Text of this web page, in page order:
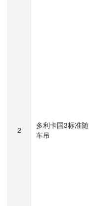
2
多利卡国3标准随
车吊